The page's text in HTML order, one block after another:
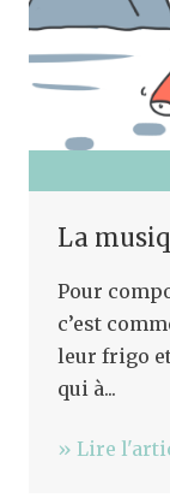
La
Pour
c’est
leur frigo
qui à...
» Lire